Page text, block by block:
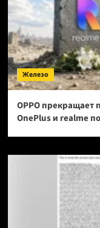
Железо
OPPO прекращает
OnePlus и realme